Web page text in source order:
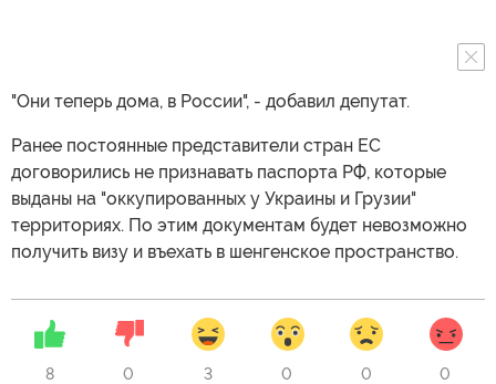
"Они теперь дома, в России", - добавил депутат.
Ранее постоянные представители стран ЕС
договорились не признавать паспорта РФ, которые
выданы на "оккупированных у Украины и Грузии"
территориях. По этим документам будет невозможно
получить визу и въехать в шенгенское пространство.
8 0 3 0 0 0